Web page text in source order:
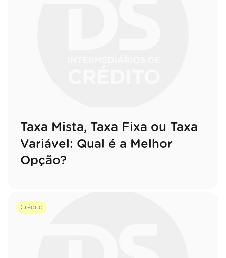
Taxa Mista, Taxa Fixa ou Taxa
Variável: Qual é a Melhor
Opção?
Crédito